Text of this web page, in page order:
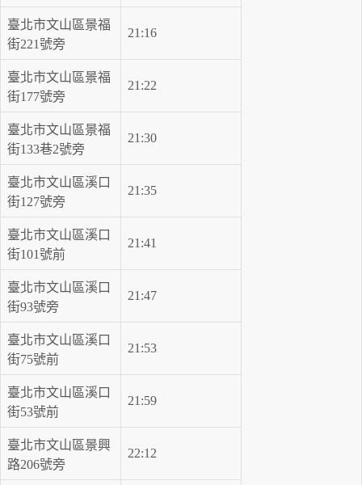
臺北市文山區景福
街221號旁
21:16
臺北市文山區景福
街177號旁
21:22
臺北市文山區景福
街133巷2號旁
21:30
臺北市文山區溪口
街127號旁
21:35
臺北市文山區溪口
街101號前
21:41
臺北市文山區溪口
街93號旁
21:47
臺北市文山區溪口
街75號前
21:53
臺北市文山區溪口
街53號前
21:59
臺北市文山區景興
路206號旁
22:12